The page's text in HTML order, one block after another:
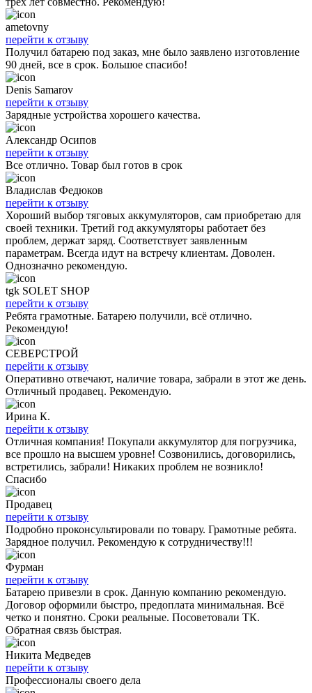
ametovny
перейти к отзыву
Получил батарею под заказ, мне было заявлено изготовление
90 дней, все в срок. Большое спасибо!
Denis Samarov
перейти к отзыву
Зарядные устройства хорошего качества.
Александр Осипов
перейти к отзыву
Все отлично. Товар был готов в срок
Владислав Федюков
перейти к отзыву
Хороший выбор тяговых аккумуляторов, сам приобретаю для
своей техники. Третий год аккумуляторы работает без
проблем, держат заряд. Соответствует заявленным
параметрам. Всегда идут на встречу клиентам. Доволен.
Однозначно рекомендую.
tgk SOLET SHOP
перейти к отзыву
Ребята грамотные. Батарею получили, всё отлично.
Рекомендую!
СЕВЕРСТРОЙ
перейти к отзыву
Оперативно отвечают, наличие товара, забрали в этот же день.
Отличный продавец. Рекомендую.
Ирина К.
перейти к отзыву
Отличная компания! Покупали аккумулятор для погрузчика,
все прошло на высшем уровне! Созвонились, договорились,
встретились, забрали! Никаких проблем не возникло!
Спасибо
Продавец
перейти к отзыву
Подробно проконсультировали по товару. Грамотные ребята.
Зарядное получил. Рекомендую к сотрудничеству!!!
Фурман
перейти к отзыву
Батарею привезли в срок. Данную компанию рекомендую.
Договор оформили быстро, предоплата минимальная. Всё
четко и понятно. Сроки реальные. Посоветовали ТК.
Обратная связь быстрая.
Никита Медведев
перейти к отзыву
Профессионалы своего дела